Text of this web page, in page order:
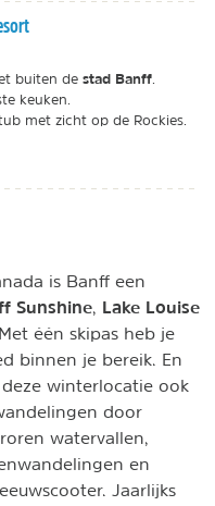
buiten de stad Banff
keuken.
met zicht op de Rockies.
is Banff een
Sunshine Lake Louise
Met één skipas heb je
binnen je bereik. En
winterlocatie ook
door
watervallen,
en
Jaarlijks